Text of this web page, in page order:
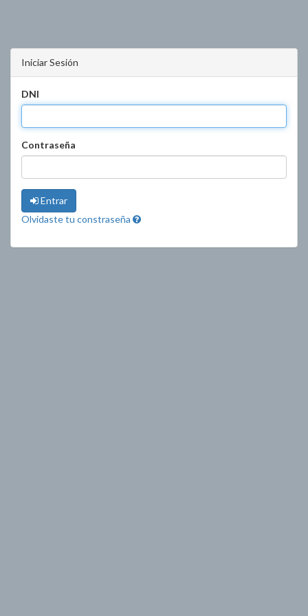
Iniciar Sesión
DNI
Contraseña
Entrar
Olvidaste tu constraseña